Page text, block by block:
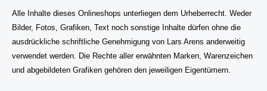
Alle Inhalte dieses Onlineshops unterliegen dem Urheberrecht. Weder
Bilder, Fotos, Grafiken, Text noch sonstige Inhalte dürfen ohne die
ausdrückliche schriftliche Genehmigung von Lars Arens anderweitig
verwendet werden. Die Rechte aller erwähnten Marken, Warenzeichen
und abgebildeten Grafiken gehören den jeweiligen Eigentümern.